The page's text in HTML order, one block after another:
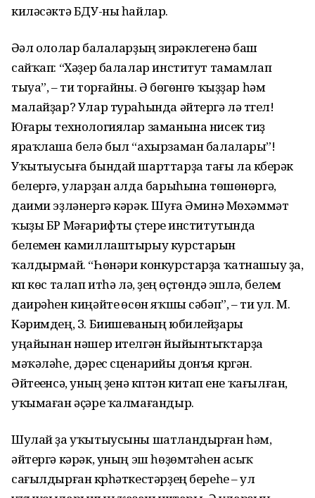
киләсәктә БДУ-ны һайлар.
Әүәл ололар балаларҙың зирәклегенә баш
сайҡап: “Хәҙер балалар институт тамамлап
тыуа”, – ти торғайны. Ә бөгөнгө ҡыҙҙар һәм
малайҙар? Улар тураһында әйтергә лә түгел!
Юғары технологиялар заманына нисек тиҙ
яраҡлаша белә был “ахырзаман балалары”!
Уҡытыусыға бындай шарттарҙа тағы ла күберәк
белергә, уларҙан алда барыһына төшөнөргә,
даими эҙләнергә кәрәк. Шуға Әминә Мөхәммәт
ҡыҙы БР Мәғарифты үҫтереү институтында
белемен камиллаштырыу курстарын
ҡалдырмай. “Һөнәри конкурстарҙа ҡатнашыу ҙа,
күп көс талап итһә лә, үҙең өҫтөндә эшләү, белем
даирәһен киңәйтеү өсөн яҡшы сәбәп”, – ти ул. М.
Кәримдең, З. Биишеваның юбилейҙары
уңайынан нәшер ителгән йыйынтыҡтарҙа
мәҡәләһе, дәрес сценарийы донъя күргән.
Әйтеүенсә, уның үҙенә күптән китап ене ҡағылған,
уҡымаған әҫәре ҡалмағандыр.
Шулай ҙа уҡытыусыны шатландырған һәм,
әйтергә кәрәк, уның эш һөҙөмтәһен асыҡ
сағылдырған күрһәткестәрҙең береһе – ул